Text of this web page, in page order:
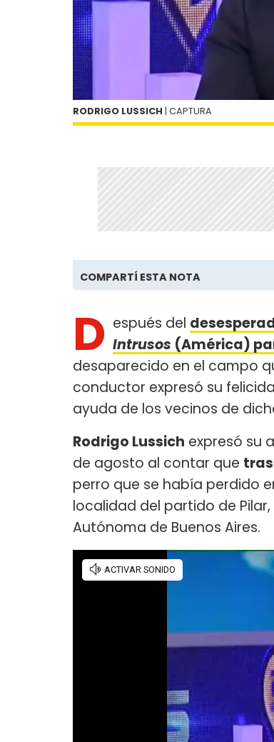
RODRIGO LUSSICH | CAPTURA
COMPARTÍ ESTA NOTA
D espués del
Intrusos (América)
desaparecido en el campo
conductor expresó su
ayuda de los vecinos de
Rodrigo Lussich expresó su
de agosto al contar que
perro que se había perdido
localidad del partido de
Autónoma de Buenos Aires.